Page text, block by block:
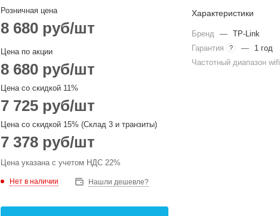
Розничная цена
8 680 руб/шт
Цена по акции
8 680 руб/шт
Цена со скидкой 11%
7 725 руб/шт
Цена со скидкой 15% (Склад 3 и транзиты)
7 378 руб/шт
Цена указана с учетом НДС 22%
Нет в наличии Нашли дешевле?
Характеристики
Бренд — TP-Link
Гарантия
? —
1 год
Частотный диапазон wifi